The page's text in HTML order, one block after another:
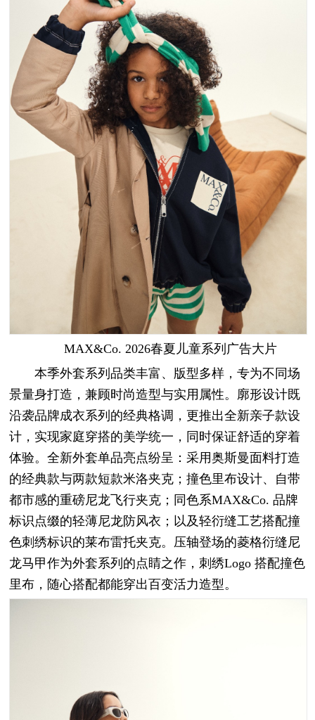
MAX&Co. 2026春夏儿童系列广告大片
本季外套系列品类丰富、版型多样，专为不同场
景量身打造，兼顾时尚造型与实用属性。廓形设计既
沿袭品牌成衣系列的经典格调，更推出全新亲子款设
计，实现家庭穿搭的美学统一，同时保证舒适的穿着
体验。全新外套单品亮点纷呈：采用奥斯曼面料打造
的经典款与两款短款米洛夹克；撞色里布设计、自带
都市感的重磅尼龙飞行夹克；同色系MAX&Co. 品牌
标识点缀的轻薄尼龙防风衣；以及轻衍缝工艺搭配撞
色刺绣标识的莱布雷托夹克。压轴登场的菱格衍缝尼
龙马甲作为外套系列的点睛之作，刺绣Logo 搭配撞色
里布，随心搭配都能穿出百变活力造型。